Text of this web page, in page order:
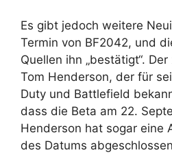
Es gibt jedoch weitere
Termin von BF2042, und
Quellen ihn „bestätigt“.
Tom Henderson, der für
Duty und Battlefield
dass die Beta am 22.
Henderson hat sogar eine
des Datums